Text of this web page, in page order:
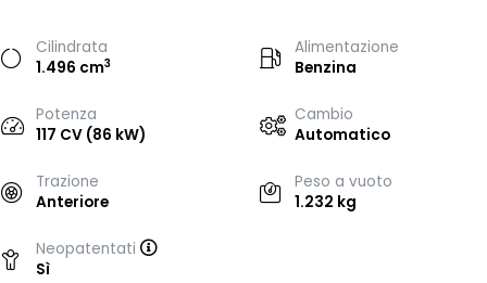
Cilindrata
1.496 cm3
Alimentazione
Benzina
Potenza
117 CV (86 kW)
Cambio
Automatico
Trazione
Anteriore
Peso a vuoto
1.232 kg
Neopatentati
Sì